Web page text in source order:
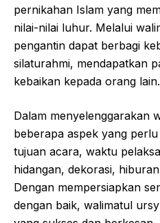
pernikahan Islam yang
nilai-nilai luhur. Melalui
pengantin dapat berbagi
silaturahmi, mendapatkan
kebaikan kepada orang lain.
Dalam menyelenggarakan
beberapa aspek yang
tujuan acara, waktu
hidangan, dekorasi,
Dengan mempersiapkan
dengan baik, walimatul